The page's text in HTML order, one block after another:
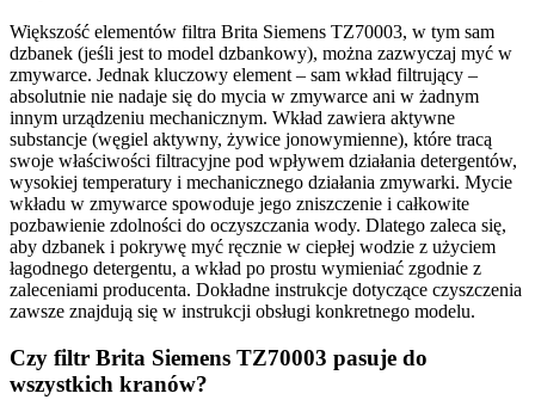
Większość elementów filtra Brita Siemens TZ70003, w tym sam
dzbanek (jeśli jest to model dzbankowy), można zazwyczaj myć w
zmywarce. Jednak kluczowy element – sam wkład filtrujący –
absolutnie nie nadaje się do mycia w zmywarce ani w żadnym
innym urządzeniu mechanicznym. Wkład zawiera aktywne
substancje (węgiel aktywny, żywice jonowymienne), które tracą
swoje właściwości filtracyjne pod wpływem działania detergentów,
wysokiej temperatury i mechanicznego działania zmywarki. Mycie
wkładu w zmywarce spowoduje jego zniszczenie i całkowite
pozbawienie zdolności do oczyszczania wody. Dlatego zaleca się,
aby dzbanek i pokrywę myć ręcznie w ciepłej wodzie z użyciem
łagodnego detergentu, a wkład po prostu wymieniać zgodnie z
zaleceniami producenta. Dokładne instrukcje dotyczące czyszczenia
zawsze znajdują się w instrukcji obsługi konkretnego modelu.
Czy filtr Brita Siemens TZ70003 pasuje do
wszystkich kranów?